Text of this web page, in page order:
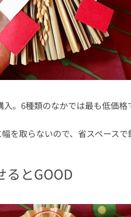
。 6種類のなかでは最も低価格
を取らないので、省スペースで
るとGOOD